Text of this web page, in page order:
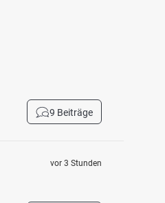
9 Beiträge
vor 3 Stunden